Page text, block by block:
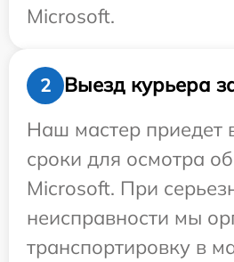
Microsoft.
2
Выезд курьера
Наш мастер приедет
сроки для осмотра
Microsoft. При
неисправности мы
транспортировку в